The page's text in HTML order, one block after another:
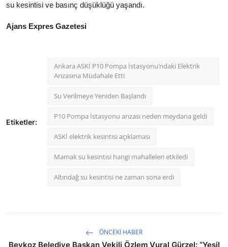
su kesintisi ve basınç düşüklüğü yaşandı.
Ajans Expres Gazetesi
Etiketler:
Ankara ASKİ P10 Pompa İstasyonu’ndaki Elektrik
Arızasına Müdahale Etti
Su Verilmeye Yeniden Başlandı
P10 Pompa İstasyonu arızası neden meydana geldi
ASKİ elektrik kesintisi açıklaması
Mamak su kesintisi hangi mahalleleri etkiledi
Altındağ su kesintisi ne zaman sona erdi
ÖNCEKI HABER
Beykoz Belediye Başkan Vekili Özlem Vural Gürzel: “Yeşil